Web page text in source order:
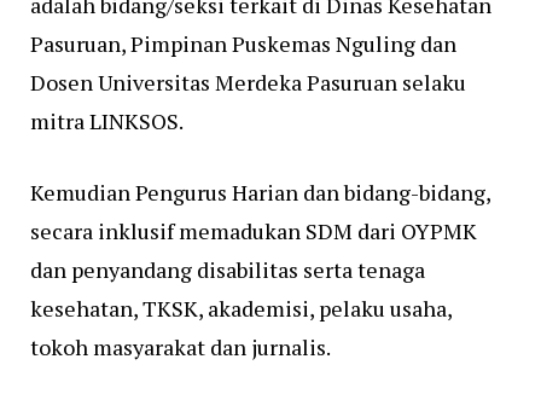
Pasuruan, Pimpinan Puskemas Nguling dan
Dosen Universitas Merdeka Pasuruan selaku
mitra LINKSOS.
Kemudian Pengurus Harian dan bidang-bidang,
secara inklusif memadukan SDM dari OYPMK
dan penyandang disabilitas serta tenaga
kesehatan, TKSK, akademisi, pelaku usaha,
tokoh masyarakat dan jurnalis.